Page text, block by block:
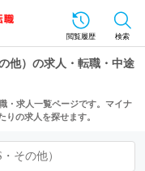
閲覧履歴 検索
他）の求人・転職・中途
・求人一覧ページです。マイナ
りの求人を探せます。
その他）